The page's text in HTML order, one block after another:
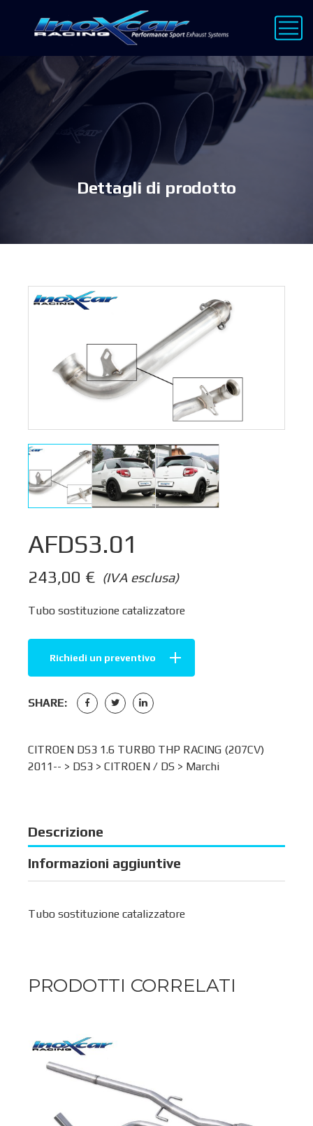
Dettagli di prodotto
AFDS3.01
(IVA esclusa)
243,00 €
Tubo sostituzione catalizzatore
Richiedi un preventivo
SHARE:
CITROEN DS3 1.6 TURBO THP RACING (207CV)
2011-- > DS3 > CITROEN / DS > Marchi
Descrizione
Informazioni aggiuntive
Tubo sostituzione catalizzatore
PRODOTTI CORRELATI